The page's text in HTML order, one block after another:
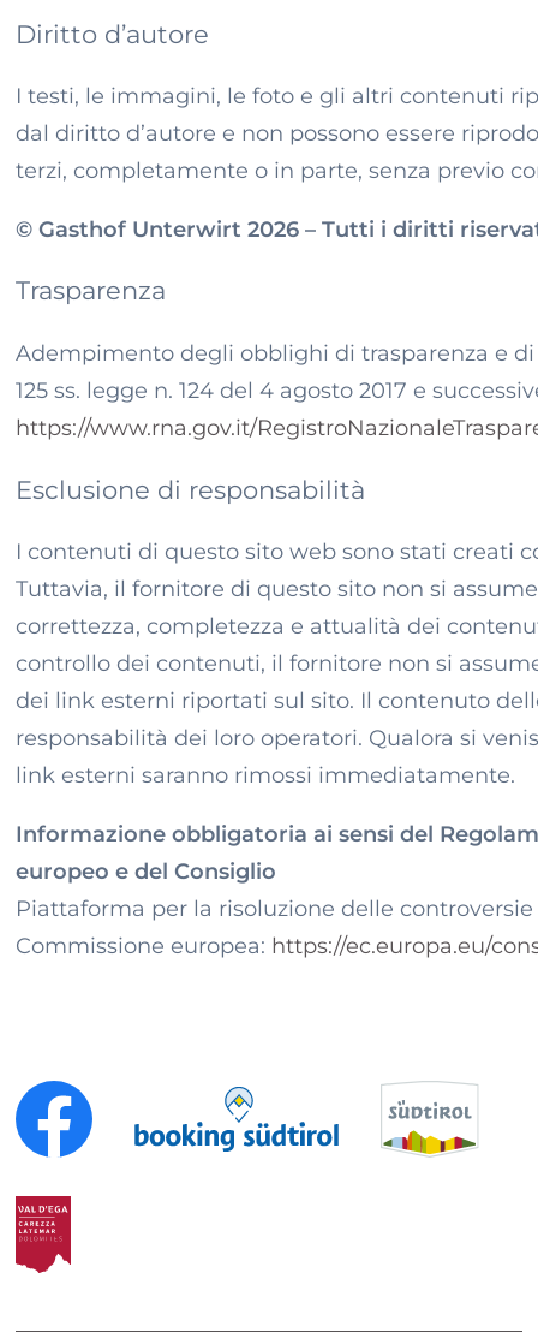
Diritto d’autore
I testi, le immagini, le foto e gli altri contenuti
dal diritto d’autore e non possono essere
terzi, completamente o in parte, senza previo
©Gasthof Unterwirt 2026 – Tutti i diritti
Trasparenza
Adempimento degli obblighi di trasparenza e di
125 ss. legge n. 124 del 4 agosto 2017 e
https://www.rna.gov.it/
Esclusione di responsabilità
I contenuti di questo sito web sono stati creati
Tuttavia, il fornitore di questo sito non si
correttezza, completezza e attualità dei
controllo dei contenuti, il fornitore non si
dei link esterni riportati sul sito. Il contenuto
responsabilità dei loro operatori. Qualora si
link esterni saranno rimossi immediatamente.
Informazione obbligatoria ai sensi del
europeo e del Consiglio
Piattaforma per la risoluzione delle
Commissione europea: https://ec.europa.eu/